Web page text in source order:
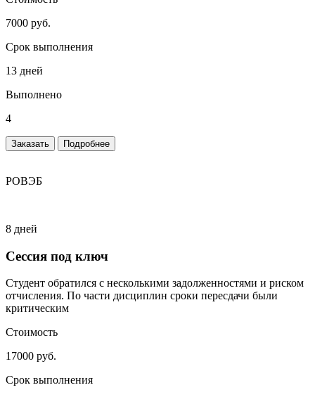
7000 руб.
Срок выполнения
13 дней
Выполнено
4
Заказать Подробнее
РОВЭБ
8 дней
Сессия под ключ
Студент обратился с несколькими задолженностями и риском
отчисления. По части дисциплин сроки пересдачи были
критическим
Стоимость
17000 руб.
Срок выполнения